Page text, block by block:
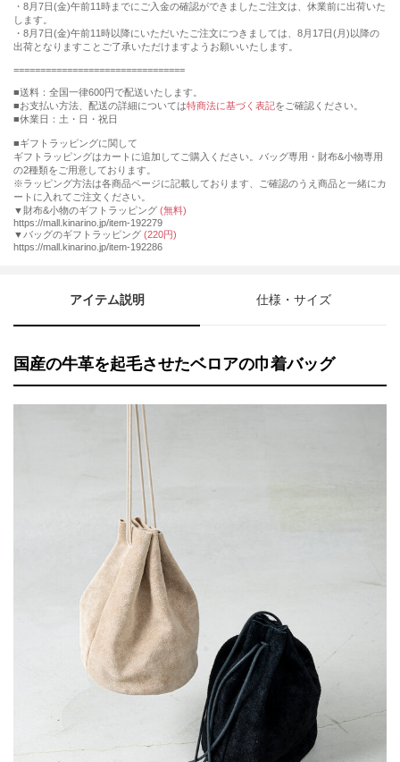
・8月7日(金)午前11時までにご入金の確認ができましたご注文は、休業前に出荷いた
します。
・8月7日(金)午前11時以降にいただいたご注文につきましては、8月17日(月)以降の
出荷となりますことご了承いただけますようお願いいたします。
================================
■送料：全国一律600円で配送いたします。
■お支払い方法、配送の詳細については特商法に基づく表記をご確認ください。
■休業日：土・日・祝日
■ギフトラッピングに関して
ギフトラッピングはカートに追加してご購入ください。バッグ専用・財布&小物専用
の2種類をご用意しております。
※ラッピング方法は各商品ページに記載しております、ご確認のうえ商品と一緒にカ
ートに入れてご注文ください。
▼財布&小物のギフトラッピング (無料)
https://mall.kinarino.jp/item-192279
▼バッグのギフトラッピング (220円)
https://mall.kinarino.jp/item-192286
アイテム説明 仕様・サイズ
国産の牛革を起毛させたベロアの巾着バッグ